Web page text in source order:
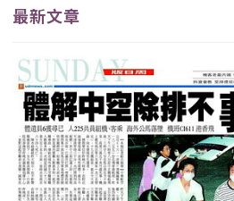
最新文章